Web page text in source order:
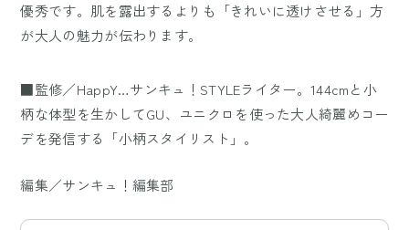
優秀です。肌を露出するよりも「きれいに透けさせる」方
が大人の魅力が伝わります。
■監修／HappY…サンキュ！STYLEライター。144cmと小
柄な体型を生かしてGU、ユニクロを使った大人綺麗めコー
デを発信する「小柄スタイリスト」。
編集／サンキュ！編集部